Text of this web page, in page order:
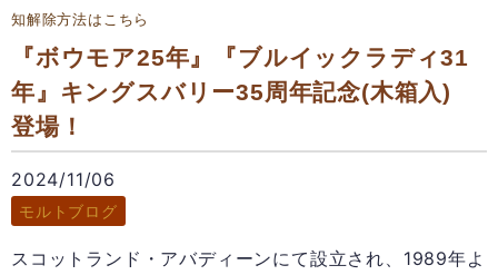
知解除方法はこちら
『ボウモア25年』『ブルイックラディ31
年』キングスバリー35周年記念(木箱入)
登場！
2024/11/06
モルトブログ
スコットランド・アバディーンにて設立され、1989年よ